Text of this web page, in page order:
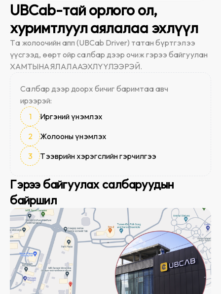
UBCab-тай орлого ол,
хуримтлуул аялалаа эхлүүл
Та жолоочийн апп (UBCab Driver) татан бүртгэлээ
үүсгээд, өөрт ойр салбар дээр очиж гэрээ байгуулан
ХАМТЫН АЯЛАЛАА ЭХЛҮҮЛЭЭРЭЙ.
Салбар дээр доорх бичиг баримтаа авч
ирээрэй:
1
Иргэний үнэмлэх
2
Жолооны үнэмлэх
3
Тээврийн хэрэгслийн гэрчилгээ
Гэрээ байгуулах салбаруудын
байршил